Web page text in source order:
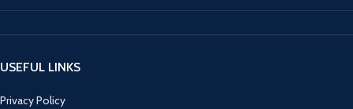
USEFUL LINKS
Privacy Policy